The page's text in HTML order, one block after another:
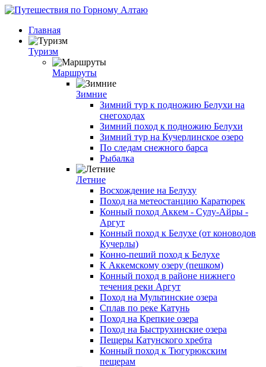
Главная
Туризм
Маршруты
Зимние
Зимний тур к подножию Белухи на
снегоходах
Зимний поход к подножию Белухи
Зимний тур на Кучерлинское озеро
По следам снежного барса
Рыбалка
Летние
Восхождение на Белуху
Поход на метеостанцию Каратюрек
Конный поход Аккем - Сулу-Айры -
Аргут
Конный поход к Белухе (от коноводов
Кучерлы)
Конно-пеший поход к Белухе
К Аккемскому озеру (пешком)
Конный поход в районе нижнего
течения реки Аргут
Поход на Мультинские озера
Сплав по реке Катунь
Поход на Крепкие озера
Поход на Быструхинские озера
Пещеры Катунского хребта
Конный поход к Тюгурюкским
пещерам